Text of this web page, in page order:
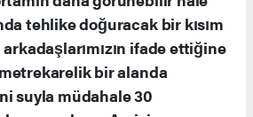
tehlike doğuracak bir kısım
ifade ettiğine
bir alanda
suyla müdahale 30